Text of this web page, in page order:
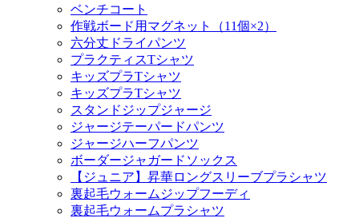
ベンチコート
作戦ボード用マグネット（11個×2）
六分丈ドライパンツ
プラクティスTシャツ
キッズプラTシャツ
キッズプラTシャツ
スタンドジップジャージ
ジャージテーパードパンツ
ジャージハーフパンツ
ボーダージャガードソックス
【ジュニア】昇華ロングスリーブプラシャツ
裏起毛ウォームジップフーディ
裏起毛ウォームプラシャツ